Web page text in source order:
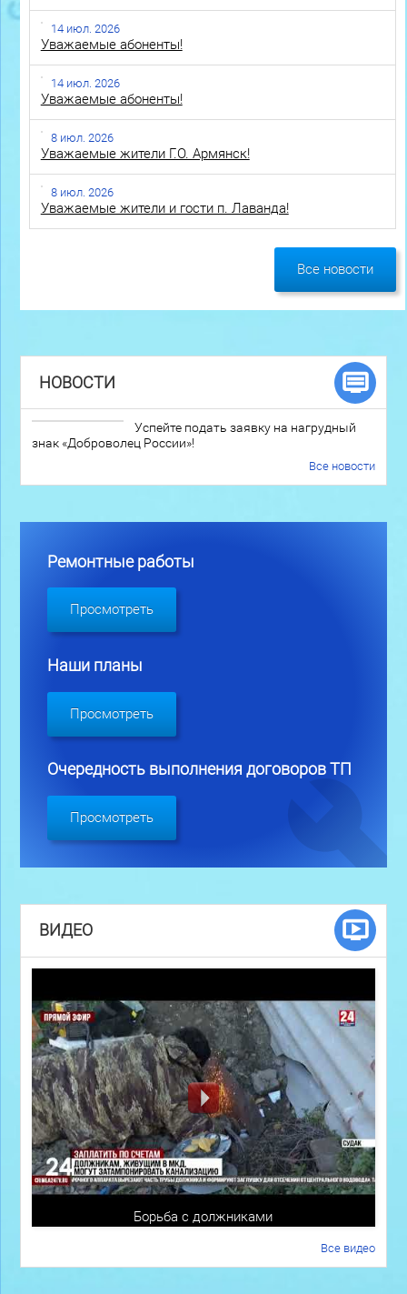
14 июл. 2026
Уважаемые абоненты!
14 июл. 2026
Уважаемые абоненты!
8 июл. 2026
Уважаемые жители Г.О. Армянск!
8 июл. 2026
Уважаемые жители и гости п. Лаванда!
Все новости
НОВОСТИ
Успейте подать заявку на нагрудный
знак «Доброволец России»!
Все новости
Ремонтные работы
Просмотреть
Наши планы
Просмотреть
Очередность выполнения договоров ТП
Просмотреть
ВИДЕО
Борьба с должниками
Все видео